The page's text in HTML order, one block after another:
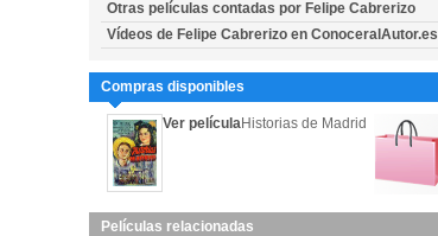
Otras películas contadas por Felipe Cabrerizo
Vídeos de Felipe Cabrerizo en ConoceralAutor.es
Compras disponibles
Ver películaHistorias de Madrid
Películas relacionadas